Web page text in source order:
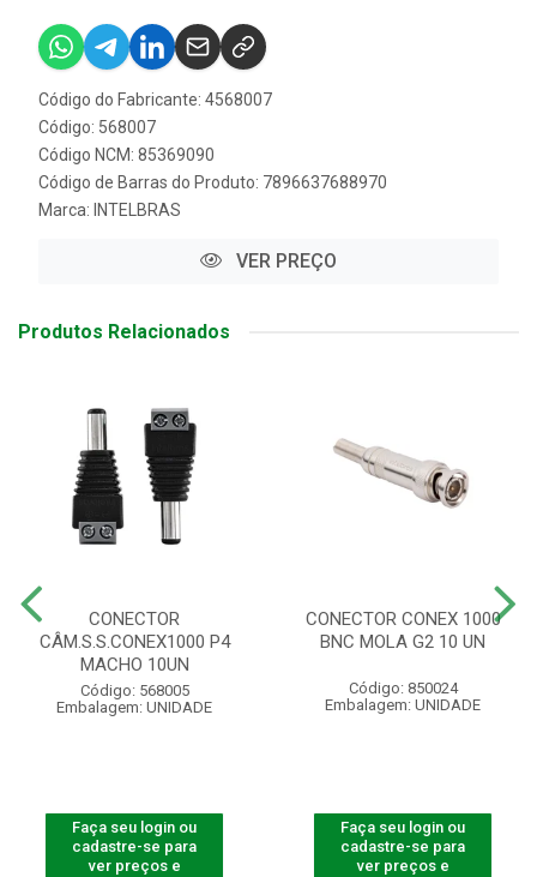
Código do Fabricante: 4568007
Código: 568007
Código NCM: 85369090
Código de Barras do Produto: 7896637688970
Marca: INTELBRAS
VER PREÇO
Produtos Relacionados
CONECTOR
CÂM.S.S.CONEX1000 P4
MACHO 10UN
Código: 568005
Embalagem: UNIDADE
Faça seu login ou
cadastre-se para
ver preços e
CONECTOR CONEX 1000
BNC MOLA G2 10 UN
Código: 850024
Embalagem: UNIDADE
Faça seu login ou
cadastre-se para
ver preços e